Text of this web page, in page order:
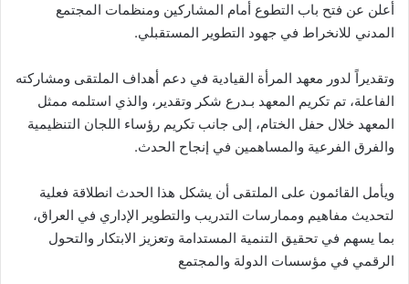
أعلن عن فتح باب التطوع أمام المشاركين ومنظمات المجتمع
المدني للانخراط في جهود التطوير المستقبلي.
وتقديراً لدور معهد المرأة القيادية في دعم أهداف الملتقى ومشاركته
الفاعلة، تم تكريم المعهد بـدرع شكر وتقدير، والذي استلمه ممثل
المعهد خلال حفل الختام، إلى جانب تكريم رؤساء اللجان التنظيمية
والفرق الفرعية والمساهمين في إنجاح الحدث.
ويأمل القائمون على الملتقى أن يشكل هذا الحدث انطلاقة فعلية
لتحديث مفاهيم وممارسات التدريب والتطوير الإداري في العراق،
بما يسهم في تحقيق التنمية المستدامة وتعزيز الابتكار والتحول
الرقمي في مؤسسات الدولة والمجتمع